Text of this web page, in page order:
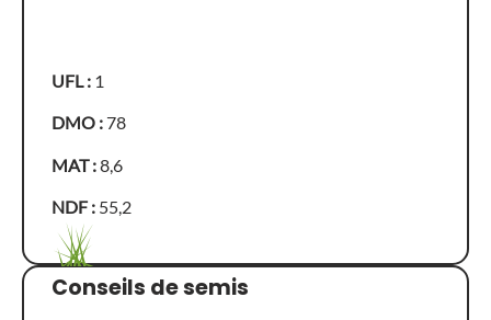
UFL : 1
DMO :78
MAT :8,6
NDF : 55,2
Conseils de semis